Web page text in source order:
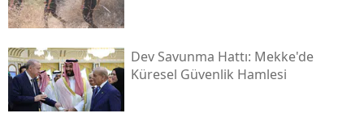
Dev Savunma Hattı: Mekke'de
Küresel Güvenlik Hamlesi